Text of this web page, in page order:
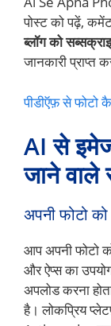
पोस्ट को पढ़ें,
ब्लॉग को
जानकारी प्राप्त
पीडीऍफ़ से फोटो
AI से
जाने वाले
अपनी फोटो
आप अपनी फोटो
और ऐप्स का
अपलोड करना
है। लोकप्रिय